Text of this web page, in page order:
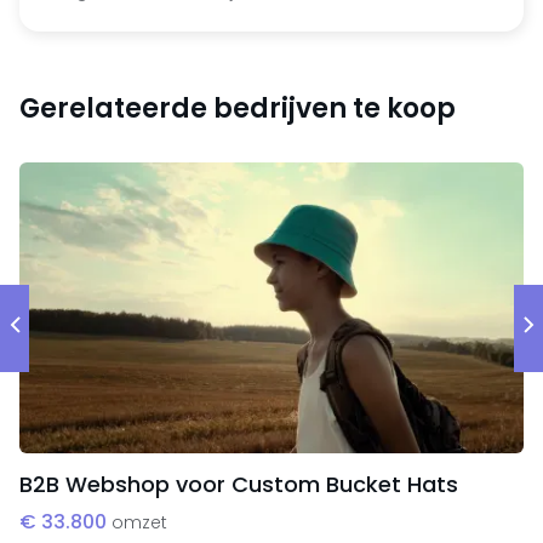
welke plaatsvinden in een eigen productielocatie.
Daarnaast richt men zich op het vermarkten van
outdoor-producten en outdoor-accessoires.
Rechtsvorm
Gerelateerde bedrijven te koop
B2B Webshop voor Custom Bucket Hats
€ 33.800 omzet